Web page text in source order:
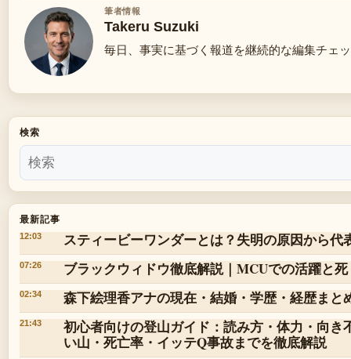
筆者情報
Takeru Suzuki
毎日、事実に基づく報道を継続的な編集チェ
検索
最新記事
12:03 スティービーワンダーとは？失明の原因から代
07:26 ブラックウィドウ徹底解説｜MCUでの活躍と死
02:34 森下絵理香アナの現在・結婚・学歴・経歴まと
21:43
初心者向けの登山ガイド：読み方・体力・向き
い山・死亡率・イッテQ事故までを徹底解説